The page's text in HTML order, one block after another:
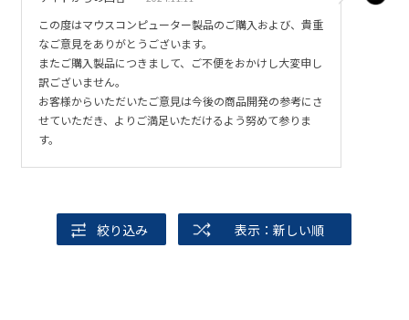
電源スイッチが固いのがちと残念かな。
この度はマウスコンピューター製品のご購入および、貴重
なご意見をありがとうございます。
またご購入製品につきまして、ご不便をおかけし大変申し
訳ございません。
お客様からいただいたご意見は今後の商品開発の参考にさ
せていただき、よりご満足いただけるよう努めて参りま
す。
絞り込み 表示：新しい順